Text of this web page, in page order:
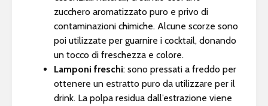
zucchero aromatizzato puro e privo di
contaminazioni chimiche. Alcune scorze sono
poi utilizzate per guarnire i cocktail, donando
un tocco di freschezza e colore.
Lamponi freschi: sono pressati a freddo per
ottenere un estratto puro da utilizzare per il
drink. La polpa residua dall’estrazione viene